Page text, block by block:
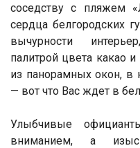
соседству с пляжем
сердца белгородских
вычурности
палитрой цвета какао
из панорамных окон, в
— вот что Вас ждет в
Улыбчивые
вниманием, а